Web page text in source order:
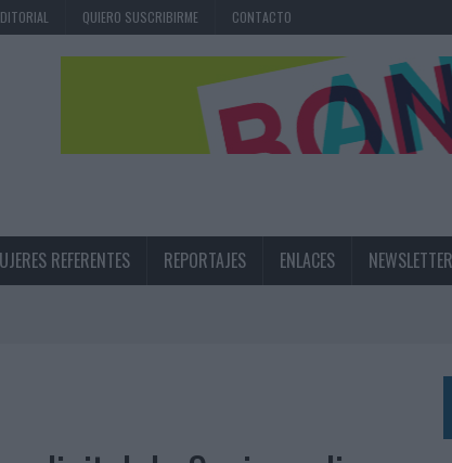
QUIERO SUSCRIBIRME CONTACTO
REFERENTES REPORTAJES ENLACES NEWSLETTER
Y SUPERA AL MÓVIL COMO DISPOSITIVO MÁS UTILIZADO